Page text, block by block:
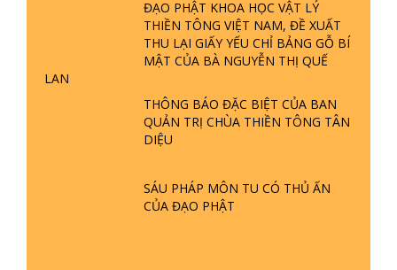
ĐẠO PHẬT KHOA HỌC VẬT LÝ
THIỀN TÔNG VIỆT NAM, ĐỀ XUẤT
THU LẠI GIẤY YẾU CHỈ BẢNG GỖ BÍ
MẬT CỦA BÀ NGUYỄN THỊ QUẾ
LAN
THÔNG BÁO ĐẶC BIỆT CỦA BAN
QUẢN TRỊ CHÙA THIỀN TÔNG TÂN
DIỆU
SÁU PHÁP MÔN TU CÓ THỦ ẤN
CỦA ĐẠO PHẬT
GIẢI ĐÁP THIỀN TÔNG ĐẶC BIỆT P22
- TẠI SAO TRÁI ĐẤT NHIỀU THIÊN TAI
- LŨ LỤT - HỎA HOẠN | TTTD
GIẢI ĐÁP THIỀN TÔNG ĐẶC BIỆT P21
- TẠI SAO ĐỨC PHẬT BƯỚC ĐI 7
BƯỚC TRÊN HOA SEN ? | TTTD
GIẢI ĐÁP VỀ LỄ TIỄN THIỀN TÔNG SƯ
NGỌC LÂM VỀ PHẬT GIỚI